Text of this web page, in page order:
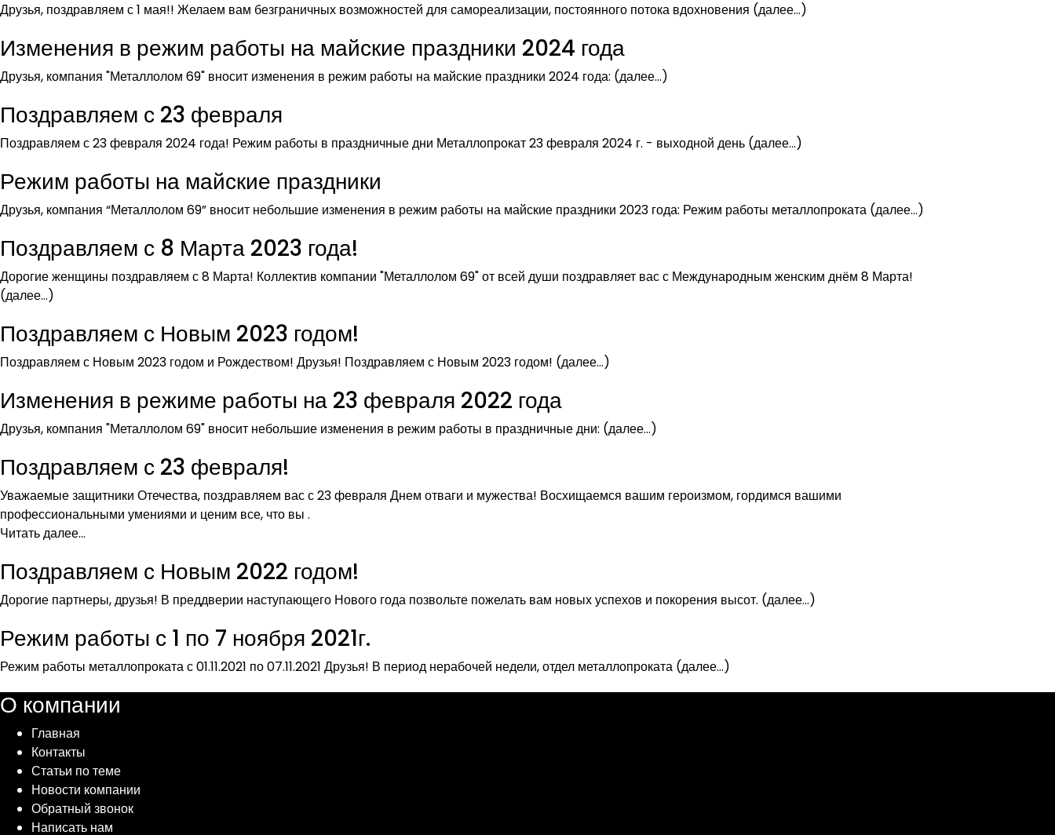
Друзья, поздравляем с 1 мая!! Желаем вам безграничных возможностей для самореализации, постоянного потока вдохновения (далее…)
Изменения в режим работы на майские праздники 2024 года
Друзья, компания "Металлолом 69" вносит изменения в режим работы на майские праздники 2024 года: (далее…)
Поздравляем с 23 февраля
Поздравляем с 23 февраля 2024 года! Режим работы в праздничные дни Металлопрокат 23 февраля 2024 г. - выходной день (далее…)
Режим работы на майские праздники
Друзья, компания “Металлолом 69” вносит небольшие изменения в режим работы на майские праздники 2023 года: Режим работы металлопроката (далее…)
Поздравляем с 8 Марта 2023 года!
Дорогие женщины поздравляем с 8 Марта! Коллектив компании "Металлолом 69" от всей души поздравляет вас с Международным женским днём 8 Марта!
(далее…)
Поздравляем с Новым 2023 годом!
Поздравляем с Новым 2023 годом и Рождеством! Друзья! Поздравляем с Новым 2023 годом! (далее…)
Изменения в режиме работы на 23 февраля 2022 года
Друзья, компания "Металлолом 69" вносит небольшие изменения в режим работы в праздничные дни: (далее…)
Поздравляем с 23 февраля!
Уважаемые защитники Отечества, поздравляем вас с 23 февраля Днем отваги и мужества! Восхищаемся вашим героизмом, гордимся вашими
профессиональными умениями и ценим все, что вы .
Читать далее...
Поздравляем с Новым 2022 годом!
Дорогие партнеры, друзья! В преддверии наступающего Нового года позвольте пожелать вам новых успехов и покорения высот. (далее…)
Режим работы с 1 по 7 ноября 2021г.
Режим работы металлопроката с 01.11.2021 по 07.11.2021 Друзья! В период нерабочей недели, отдел металлопроката (далее…)
О компании
Главная
Контакты
Статьи по теме
Новости компании
Обратный звонок
Написать нам